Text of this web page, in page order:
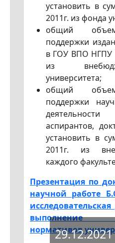
установить в
2011г. из фонда
общий
поддержки
в ГОУ ВПО НГПУ
из
университета;
общий
поддержки
аспирантов,
установить в
2011г. из
каждого
Презентация по
научной работе
выполнение
нормативов29.12.2021